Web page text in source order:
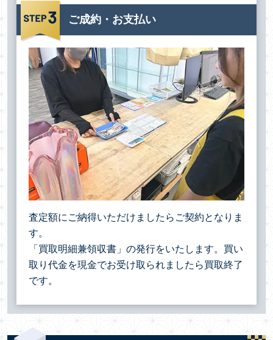
ご成約・お支払い
査定額にご納得いただけましたらご契約となりま
す。
「買取明細兼領収書」の発行をいたします。買い
取り代金を現金でお受け取られましたら買取終了
です。